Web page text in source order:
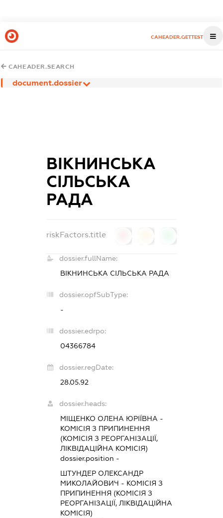
CAHEADER.GETTEST
CAHEADER.SEARCH
document.dossier
ВІКНИНСЬКА
СІЛЬСЬКА
РАДА
riskFactors.title
dossier.fullName:
ВІКНИНСЬКА СІЛЬСЬКА РАДА
dossier.opfSubType:
-
dossier.edrpo:
04366784
dossier.regDate:
28.05.92
dossier.heads:
МІЩЕНКО ОЛЕНА ЮРІЇВНА -
КОМІСІЯ З ПРИПИНЕННЯ
(КОМІСІЯ З РЕОРГАНІЗАЦІЇ,
ЛІКВІДАЦІЙНА КОМІСІЯ)
dossier.position -
ШТУНДЕР ОЛЕКСАНДР
МИКОЛАЙОВИЧ - КОМІСІЯ З
ПРИПИНЕННЯ (КОМІСІЯ З
РЕОРГАНІЗАЦІЇ, ЛІКВІДАЦІЙНА
КОМІСІЯ)